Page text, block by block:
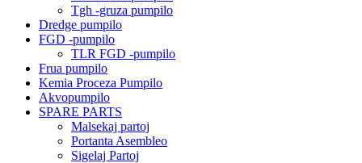
Tgh -gruza pumpilo
Dredge pumpilo
FGD -pumpilo
TLR FGD -pumpilo
Frua pumpilo
Kemia Proceza Pumpilo
Akvopumpilo
SPARE PARTS
Malsekaj partoj
Portanta Asembleo
Sigelaj Partoj